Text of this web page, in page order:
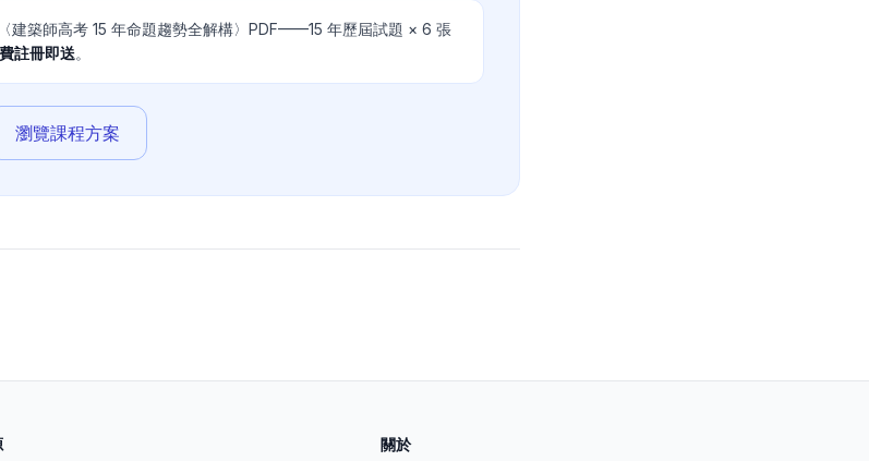
〈建築師高考 15 年命題趨勢全解構〉PDF——15 年歷屆試題 × 6 張
註冊即送。
瀏覽課程方案
關於